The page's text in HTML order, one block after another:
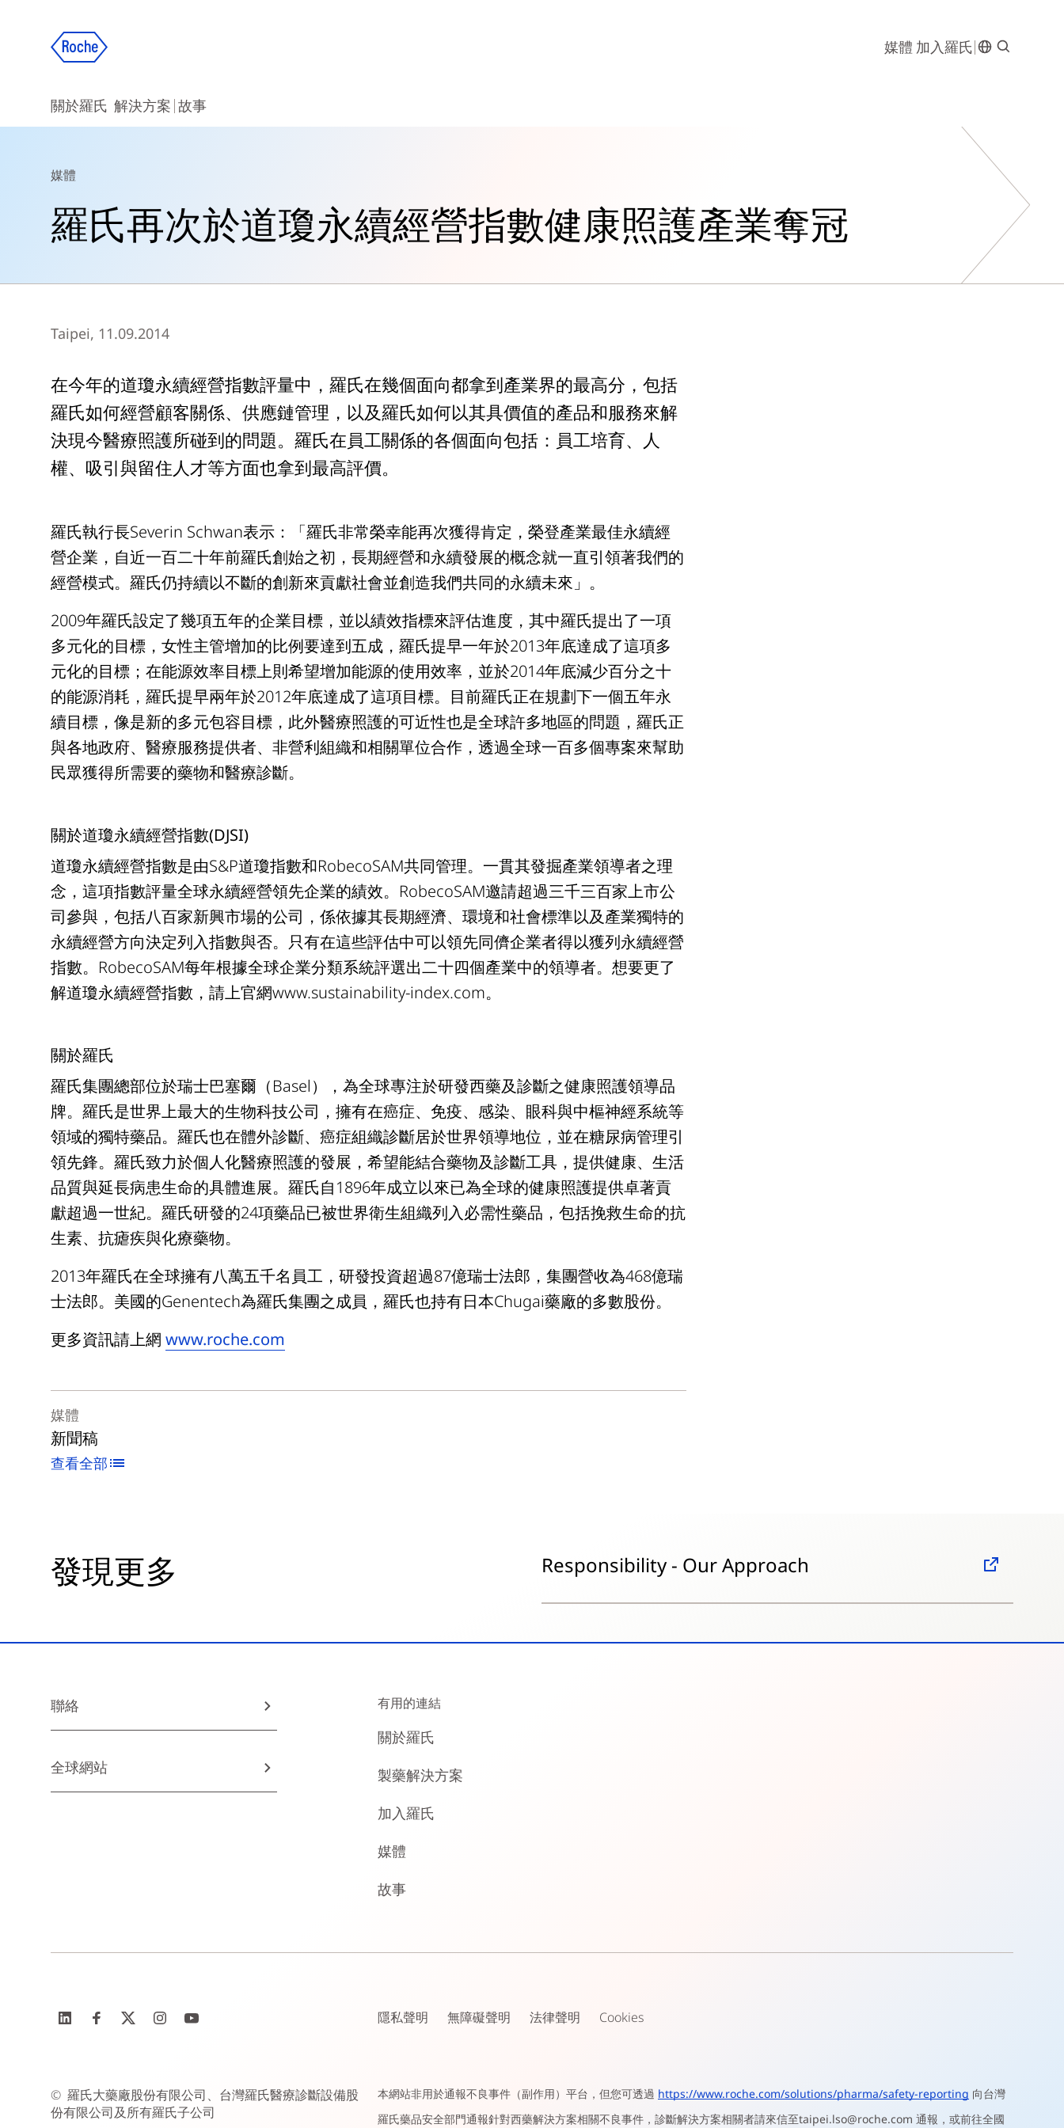
媒體 加入羅氏
關於羅氏 解決方案 故事
媒體
羅氏再次於道瓊永續經營指數健康照護產業奪冠
Taipei, 11.09.2014
在今年的道瓊永續經營指數評量中，羅氏在幾個面向都拿到產業界的最高分，包括
羅氏如何經營顧客關係、供應鏈管理，以及羅氏如何以其具價值的產品和服務來解
決現今醫療照護所碰到的問題。羅氏在員工關係的各個面向包括：員工培育、人
權、吸引與留住人才等方面也拿到最高評價。
羅氏執行長Severin Schwan表示：「羅氏非常榮幸能再次獲得肯定，榮登產業最佳永續經
營企業，自近一百二十年前羅氏創始之初，長期經營和永續發展的概念就一直引領著我們的
經營模式。羅氏仍持續以不斷的創新來貢獻社會並創造我們共同的永續未來」。
2009年羅氏設定了幾項五年的企業目標，並以績效指標來評估進度，其中羅氏提出了一項
多元化的目標，女性主管增加的比例要達到五成，羅氏提早一年於2013年底達成了這項多
元化的目標；在能源效率目標上則希望增加能源的使用效率，並於2014年底減少百分之十
的能源消耗，羅氏提早兩年於2012年底達成了這項目標。目前羅氏正在規劃下一個五年永
續目標，像是新的多元包容目標，此外醫療照護的可近性也是全球許多地區的問題，羅氏正
與各地政府、醫療服務提供者、非營利組織和相關單位合作，透過全球一百多個專案來幫助
民眾獲得所需要的藥物和醫療診斷。
關於道瓊永續經營指數(DJSI)
道瓊永續經營指數是由S&P道瓊指數和RobecoSAM共同管理。一貫其發掘產業領導者之理
念，這項指數評量全球永續經營領先企業的績效。RobecoSAM邀請超過三千三百家上市公
司參與，包括八百家新興市場的公司，係依據其長期經濟、環境和社會標準以及產業獨特的
永續經營方向決定列入指數與否。只有在這些評估中可以領先同儕企業者得以獲列永續經營
指數。RobecoSAM每年根據全球企業分類系統評選出二十四個產業中的領導者。想要更了
解道瓊永續經營指數，請上官網www.sustainability-index.com。
關於羅氏
羅氏集團總部位於瑞士巴塞爾（Basel），為全球專注於研發西藥及診斷之健康照護領導品
牌。羅氏是世界上最大的生物科技公司，擁有在癌症、免疫、感染、眼科與中樞神經系統等
領域的獨特藥品。羅氏也在體外診斷、癌症組織診斷居於世界領導地位，並在糖尿病管理引
領先鋒。羅氏致力於個人化醫療照護的發展，希望能結合藥物及診斷工具，提供健康、生活
品質與延長病患生命的具體進展。羅氏自1896年成立以來已為全球的健康照護提供卓著貢
獻超過一世紀。羅氏研發的24項藥品已被世界衛生組織列入必需性藥品，包括挽救生命的抗
生素、抗瘧疾與化療藥物。
2013年羅氏在全球擁有八萬五千名員工，研發投資超過87億瑞士法郎，集團營收為468億瑞
士法郎。美國的Genentech為羅氏集團之成員，羅氏也持有日本Chugai藥廠的多數股份。
更多資訊請上網 www.roche.com
媒體
新聞稿
查看全部
發現更多 Responsibility - Our Approach
聯絡
全球網站
有用的連結
關於羅氏
製藥解決方案
加入羅氏
媒體
故事
隱私聲明 無障礙聲明 法律聲明 Cookies
© 羅氏大藥廠股份有限公司、台灣羅氏醫療診斷設備股
份有限公司及所有羅氏子公司
本網站非用於通報不良事件（副作用）平台，但您可透過 https://www.roche.com/solutions/pharma/safety-reporting 向台灣
羅氏藥品安全部門通報針對西藥解決方案相關不良事件，診斷解決方案相關者請來信至taipei.lso@roche.com 通報，或前往全國